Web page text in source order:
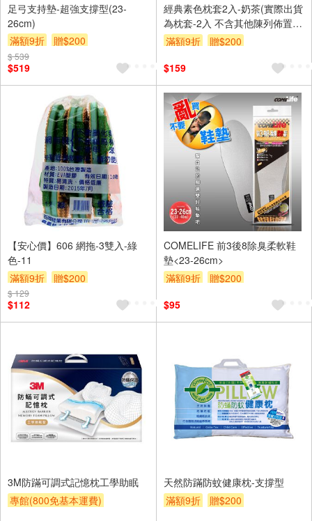
足弓支持墊-超強支撐型(23-
26cm)
滿額9折
贈$200
$ 539
$519
經典素色枕套2入-奶茶(實際出貨
為枕套-2入 不含其他陳列佈置
物)
滿額9折
贈$200
$159
【安心價】606 網拖-3雙入-綠
色-11
滿額9折
贈$200
$ 129
$112
COMELIFE 前3後8除臭柔軟鞋
墊<23-26cm>
滿額9折
贈$200
$95
3M防蹣可調式記憶枕工學助眠
專館(800免基本運費)
天然防蹣防蚊健康枕-支撐型
滿額9折
贈$200